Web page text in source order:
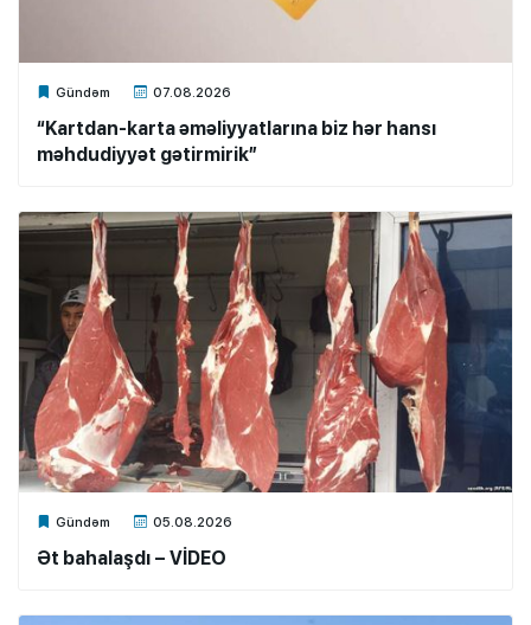
Gündəm 07.08.2026
Xalq.Online
“Kartdan-karta əməliyyatlarına biz hər hansı
məhdudiyyət gətirmirik”
Gündəm 05.08.2026
Xalq.Online
Ət bahalaşdı – VİDEO